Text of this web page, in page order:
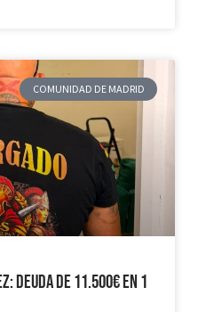
COMUNIDAD DE MADRID
Deuda de 11.500€ en 1